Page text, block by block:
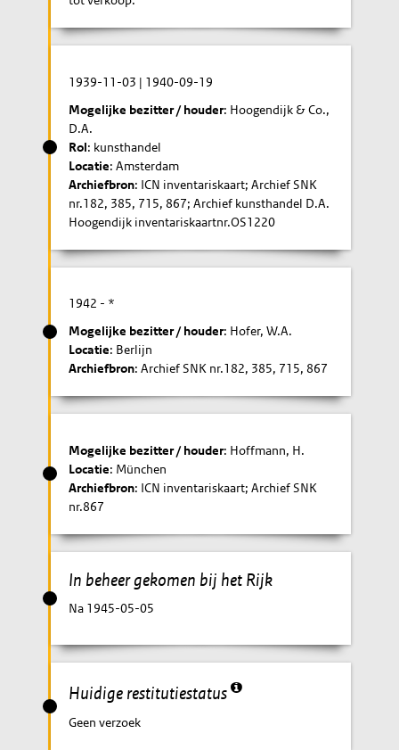
1939-11-03 | 1940-09-19
Mogelijke bezitter / houder: Hoogendijk & Co.,
D.A.
Rol: kunsthandel
Locatie: Amsterdam
Archiefbron: ICN inventariskaart; Archief SNK
nr.182, 385, 715, 867; Archief kunsthandel D.A.
Hoogendijk inventariskaartnr.OS1220
1942 - *
Mogelijke bezitter / houder: Hofer, W.A.
Locatie: Berlijn
Archiefbron: Archief SNK nr.182, 385, 715, 867
Mogelijke bezitter / houder: Hoffmann, H.
Locatie: München
Archiefbron: ICN inventariskaart; Archief SNK
nr.867
In beheer gekomen bij het Rijk
Na 1945-05-05
Huidige restitutiestatus
Geen verzoek